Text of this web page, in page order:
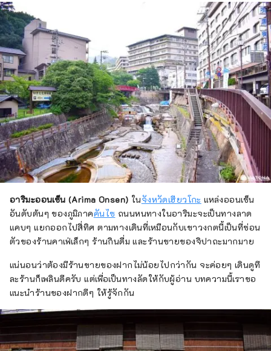
อาริมะออนเซ็น (Arima Onsen) ในจังหวัดเฮียวโกะ แหล่งออนเซ็น
อันดับต้นๆ ของภูมิภาคคันไซ ถนนหนทางในอาริมะจะเป็นทางลาด
แคบๆ แยกออกไปสี่ทิศ ตามทางเดินที่เหมือนกับเขาวงกตนี้เป็นที่ซ่อน
ตัวของร้านคาเฟ่เล็กๆ ร้านกินดื่ม และร้านขายของจิปาถะมากมาย
แน่นอนว่าต้องมีร้านขายของฝากไม่น้อยไปกว่ากัน จะค่อยๆ เดินดูที
ละร้านก็เพลินดีครับ แต่เพื่อเป็นทางลัดให้กับผู้อ่าน บทความนี้เราขอ
แนะนำร้านของฝากดีๆ ให้รู้จักกัน